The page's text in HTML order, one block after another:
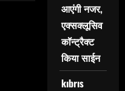
आएंगी नजर,
एक्सक्लूसिव
कॉन्ट्रैक्ट
किया साईन
kıbrıs